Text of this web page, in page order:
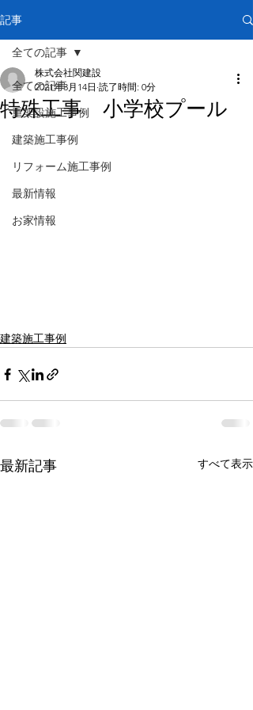
記事
全ての記事
重架設施工事例
建築施工事例
リフォーム施工事例
最新情報
お家情報
全ての記事
特殊工事 小学校プール
株式会社関建設
2021年3月14日 読了時間: 0分
建築施工事例
最新記事 すべて表示